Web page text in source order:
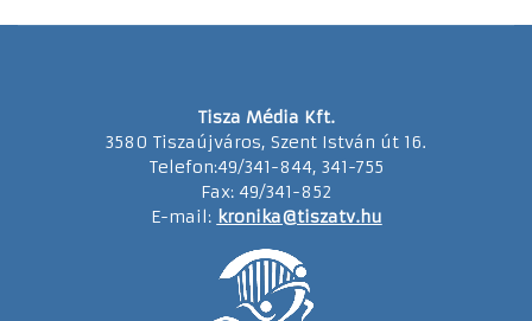
Tisza Média Kft.
3580 Tiszaújváros, Szent István út 16.
Telefon:49/341-844, 341-755
Fax: 49/341-852
E-mail: kronika@tiszatv.hu